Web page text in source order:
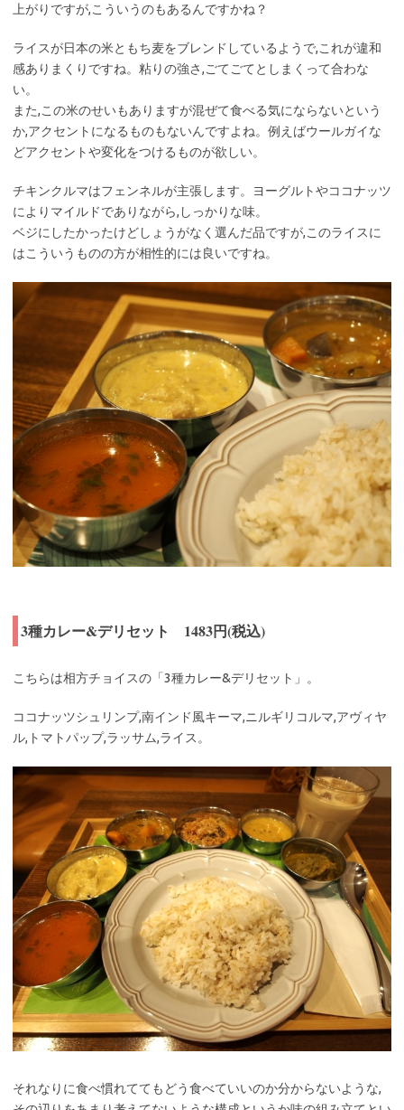
上がりですが,こういうのもあるんですかね？
ライスが日本の米ともち麦をブレンドしているようで,これが違和
感ありまくりですね。粘りの強さ,ごてごてとしまくって合わな
い。
また,この米のせいもありますが混ぜて食べる気にならないという
か,アクセントになるものもないんですよね。例えばウールガイな
どアクセントや変化をつけるものが欲しい。
チキンクルマはフェンネルが主張します。ヨーグルトやココナッツ
によりマイルドでありながら,しっかりな味。
ベジにしたかったけどしょうがなく選んだ品ですが,このライスに
はこういうものの方が相性的には良いですね。
3種カレー&デリセット 1483円(税込)
こちらは相方チョイスの「3種カレー&デリセット」。
ココナッツシュリンプ,南インド風キーマ,ニルギリコルマ,アヴィヤ
ル,トマトパップ,ラッサム,ライス。
それなりに食べ慣れててもどう食べていいのか分からないような,